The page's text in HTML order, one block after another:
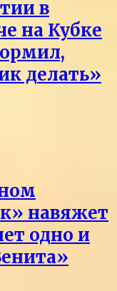
в
на Кубке
делать»
навяжет
одно и